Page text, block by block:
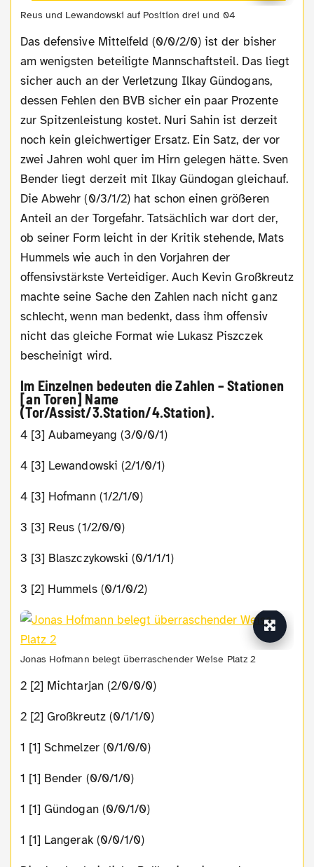
Reus und Lewandowski auf Position drei und 04
Das defensive Mittelfeld (0/0/2/0) ist der bisher
am wenigsten beteiligte Mannschaftsteil. Das liegt
sicher auch an der Verletzung Ilkay Gündogans,
dessen Fehlen den BVB sicher ein paar Prozente
zur Spitzenleistung kostet. Nuri Sahin ist derzeit
noch kein gleichwertiger Ersatz. Ein Satz, der vor
zwei Jahren wohl quer im Hirn gelegen hätte. Sven
Bender liegt derzeit mit Ilkay Gündogan gleichauf.
Die Abwehr (0/3/1/2) hat schon einen größeren
Anteil an der Torgefahr. Tatsächlich war dort der,
ob seiner Form leicht in der Kritik stehende, Mats
Hummels wie auch in den Vorjahren der
offensivstärkste Verteidiger. Auch Kevin Großkreutz
machte seine Sache den Zahlen nach nicht ganz
schlecht, wenn man bedenkt, dass ihm offensiv
nicht das gleiche Format wie Lukasz Piszczek
bescheinigt wird.
Im Einzelnen bedeuten die Zahlen – Stationen
[an Toren] Name
(Tor/Assist/3.Station/4.Station).
4 [3] Aubameyang (3/0/0/1)
4 [3] Lewandowski (2/1/0/1)
4 [3] Hofmann (1/2/1/0)
3 [3] Reus (1/2/0/0)
3 [3] Blaszczykowski (0/1/1/1)
3 [2] Hummels (0/1/0/2)
Jonas Hofmann belegt überraschender Weise Platz 2
2 [2] Michtarjan (2/0/0/0)
2 [2] Großkreutz (0/1/1/0)
1 [1] Schmelzer (0/1/0/0)
1 [1] Bender (0/0/1/0)
1 [1] Gündogan (0/0/1/0)
1 [1] Langerak (0/0/1/0)